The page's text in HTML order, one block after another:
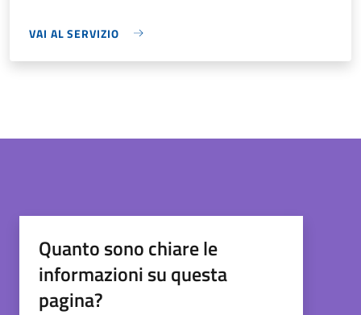
VAI AL SERVIZIO
Quanto sono chiare le
informazioni su questa
pagina?